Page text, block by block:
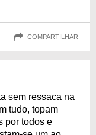
COMPARTILHAR
sem ressaca na
tudo, topam
por todos e